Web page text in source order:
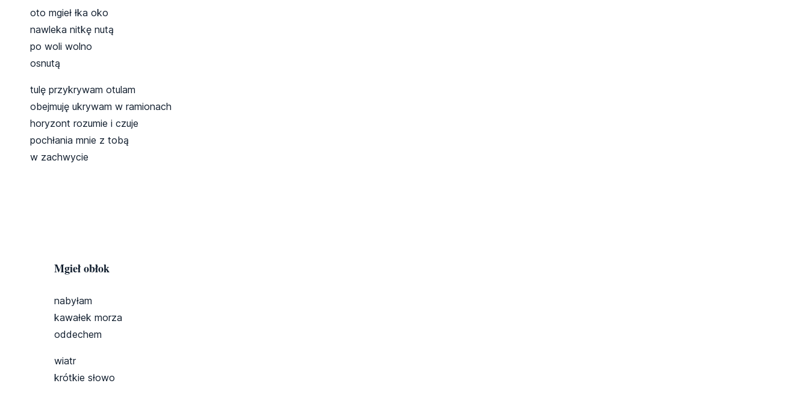
oto mgieł łka oko
nawleka nitkę nutą
po woli wolno
osnutą
tulę przykrywam otulam
obejmuję ukrywam w ramionach
horyzont rozumie i czuje
pochłania mnie z tobą
w zachwycie
Mgieł obłok
nabyłam
kawałek morza
oddechem
wiatr
krótkie słowo